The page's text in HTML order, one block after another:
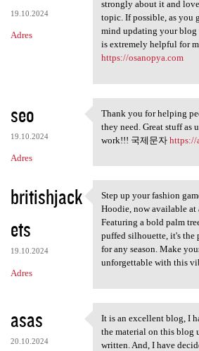
19.10.2024
Adres
strongly about it and
topic. If possible, as you
mind updating your
is extremely helpful for
https://osanopya.com
seo
19.10.2024
Adres
Thank you for
Thank you for helping
they need. Great stuff as
work!!! 국제문자 https://
britishjack
ets
19.10.2024
Adres
Step up your
Step up your fashion
Hoodie, now available at
Featuring a bold palm
puffed silhouette, it's the
for any season. Make
unforgettable with this
asas
20.10.2024
It is an excellent
It is an excellent blog, I
the material on this blog
written. And, I have